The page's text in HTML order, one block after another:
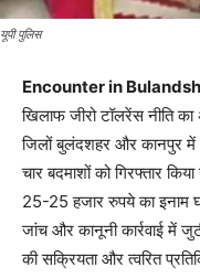
यूपी पुलिस
Encounter in
खिलाफ जीरो टॉलरेंस नीति
जिलों बुलंदशहर और कानपुर
चार बदमाशों को गिरफ्तार
25-25 हजार रुपये का इनाम
जांच और कानूनी कार्रवाई में
की सक्रियता और त्वरित